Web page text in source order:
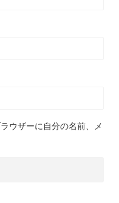
ウザーに自分の名前、メ